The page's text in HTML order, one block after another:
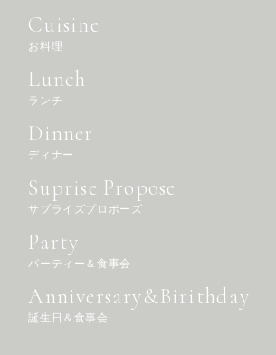
Cuisine
お料理
Lunch
ランチ
Dinner
ディナー
Suprise Propose
サプライズプロポーズ
Party
パーティー＆食事会
Anniversary&Birithday
誕生日＆食事会